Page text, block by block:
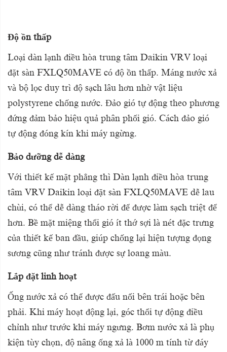
Độ ồn thấp
Loại dàn lạnh điều hòa trung tâm Daikin VRV loại
đặt sàn FXLQ50MAVE có độ ồn thấp. Máng nước xả
và bộ lọc duy trì độ sạch lâu hơn nhờ vật liệu
polystyrene chống nước. Đảo gió tự động theo phương
đứng đảm bảo hiệu quả phân phối gió. Cách đảo gió
tự động đóng kín khi máy ngừng.
Bảo dưỡng dễ dàng
Với thiết kế mặt phẳng thì Dàn lạnh điều hòa trung
tâm VRV Daikin loại đặt sàn FXLQ50MAVE dễ lau
chùi, có thể dễ dàng tháo rời để được làm sạch triệt để
hơn. Bề mặt miệng thổi gió ít thớ sợi là nét đặc trưng
của thiết kế ban đầu, giúp chống lại hiện tượng đọng
sương cũng như tránh được sự loang màu.
Lắp đặt linh hoạt
Ống nước xả có thể được đấu nối bên trái hoặc bên
phải. Khi máy hoạt động lại, góc thổi tự động điều
chỉnh như trước khi máy ngưng. Bơm nước xả là phụ
kiện tùy chọn, độ nâng ống xả là 1000 m tính từ đáy